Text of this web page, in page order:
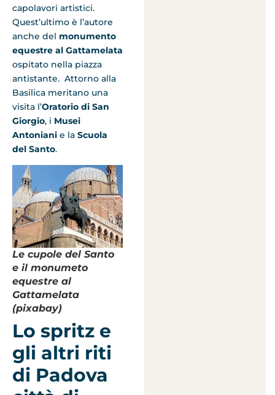
capolavori artistici.
Quest’ultimo è l’autore
anche del monumento
equestre al Gattamelata
ospitato nella piazza
antistante. Attorno alla
Basilica meritano una
visita l’Oratorio di San
Giorgio, i Musei
Antoniani e la Scuola
del Santo.
Le cupole del Santo
e il monumeto
equestre al
Gattamelata
(pixabay)
Lo spritz e
gli altri riti
di Padova